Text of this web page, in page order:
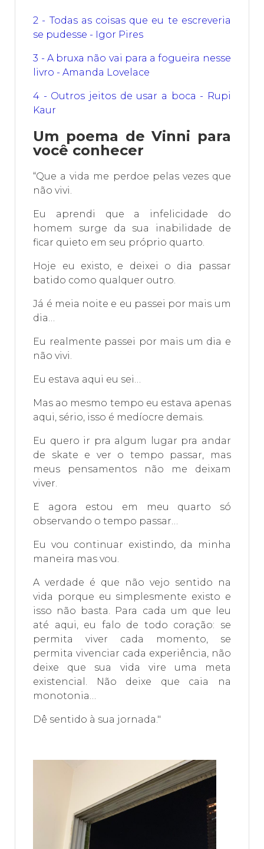
2 - Todas as coisas que eu te escreveria
se pudesse - Igor Pires
3 - A bruxa não vai para a fogueira nesse
livro - Amanda Lovelace
4 - Outros jeitos de usar a boca - Rupi
Kaur
Um poema de Vinni para
você conhecer
“Que a vida me perdoe pelas vezes que
não vivi.
Eu aprendi que a infelicidade do
homem surge da sua inabilidade de
ficar quieto em seu próprio quarto.
Hoje eu existo, e deixei o dia passar
batido como qualquer outro.
Já é meia noite e eu passei por mais um
dia…
Eu realmente passei por mais um dia e
não vivi.
Eu estava aqui eu sei…
Mas ao mesmo tempo eu estava apenas
aqui, sério, isso é medíocre demais.
Eu quero ir pra algum lugar pra andar
de skate e ver o tempo passar, mas
meus pensamentos não me deixam
viver.
E agora estou em meu quarto só
observando o tempo passar…
Eu vou continuar existindo, da minha
maneira mas vou.
A verdade é que não vejo sentido na
vida porque eu simplesmente existo e
isso não basta. Para cada um que leu
até aqui, eu falo de todo coração: se
permita viver cada momento, se
permita vivenciar cada experiência, não
deixe que sua vida vire uma meta
existencial. Não deixe que caia na
monotonia…
Dê sentido à sua jornada."